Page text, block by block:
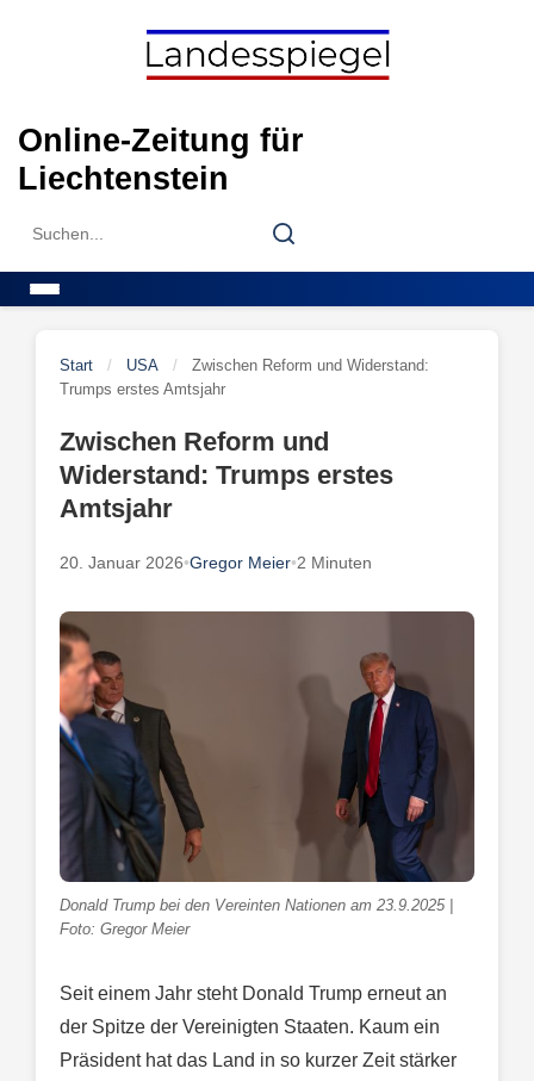
Online-Zeitung für
Liechtenstein
Search
Search
Start / USA /
Zwischen Reform und Widerstand:
Trumps erstes Amtsjahr
Zwischen Reform und
Widerstand: Trumps erstes
Amtsjahr
20. Januar 2026•Gregor Meier•2 Minuten
Donald Trump bei den Vereinten Nationen am 23.9.2025 |
Foto: Gregor Meier
Seit einem Jahr steht Donald Trump erneut an
der Spitze der Vereinigten Staaten. Kaum ein
Präsident hat das Land in so kurzer Zeit stärker